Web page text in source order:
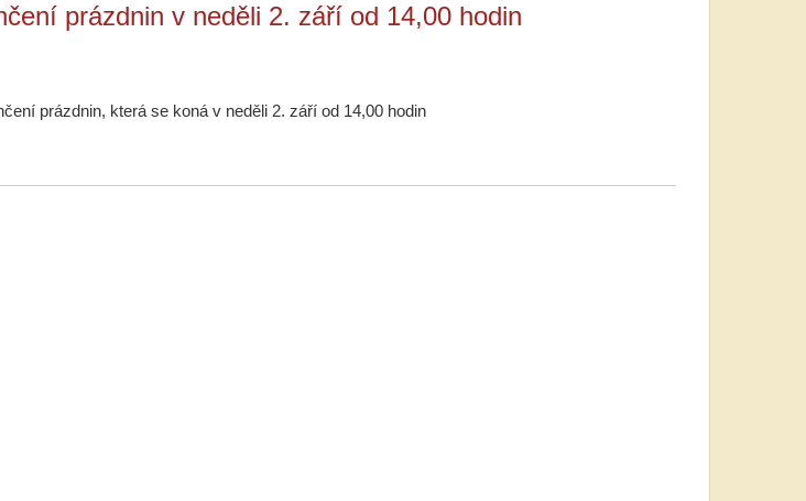
prázdnin v neděli 2. září od 14,00 hodin
prázdnin, která se koná v neděli 2. září od 14,00 hodin